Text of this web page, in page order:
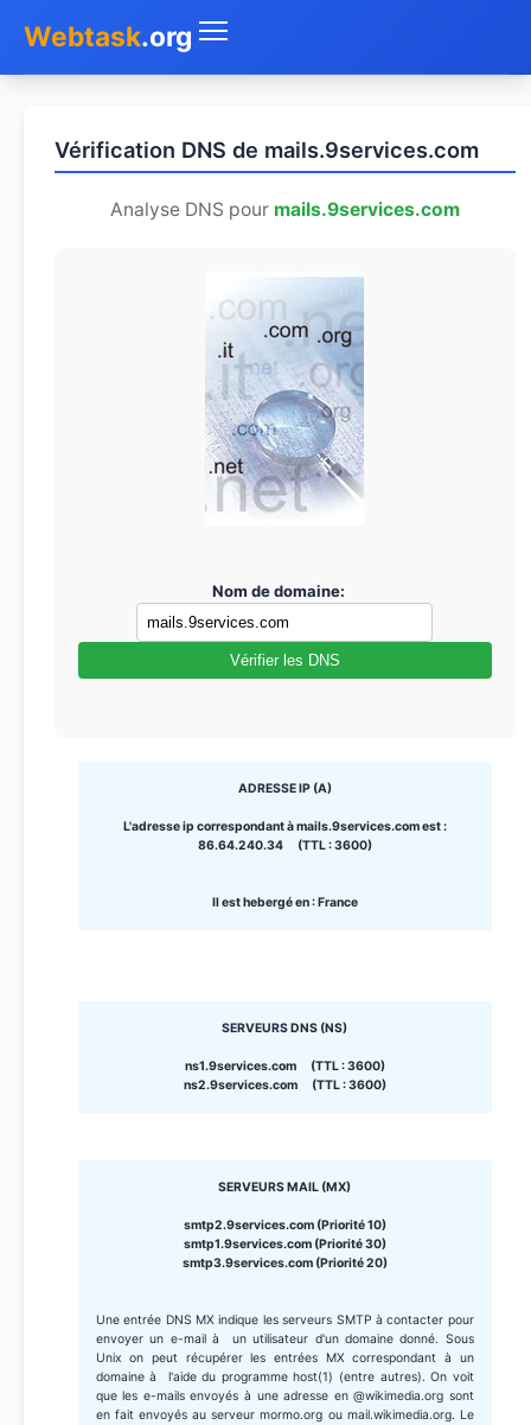
Webtask.org
Whois
Vérification DNS de mails.9services.com
Analyse DNS pour mails.9services.com
Nom de domaine:
Vérifier les DNS
ADRESSE IP (A)
L'adresse ip correspondant à mails.9services.com est :
86.64.240.34 (TTL : 3600)
Il est hebergé en : France
SERVEURS DNS (NS)
ns1.9services.com (TTL : 3600)
ns2.9services.com (TTL : 3600)
SERVEURS MAIL (MX)
smtp2.9services.com (Priorité 10)
smtp1.9services.com (Priorité 30)
smtp3.9services.com (Priorité 20)
Une entrée DNS MX indique les serveurs SMTP à contacter pour
envoyer un e-mail à un utilisateur d'un domaine donné. Sous
Unix on peut récupérer les entrées MX correspondant à un
domaine à l'aide du programme host(1) (entre autres). On voit
que les e-mails envoyés à une adresse en @wikimedia.org sont
en fait envoyés au serveur mormo.org ou mail.wikimedia.org. Le